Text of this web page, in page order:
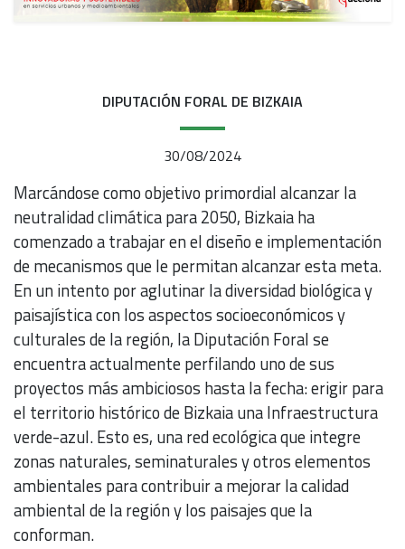
DIPUTACIÓN FORAL DE BIZKAIA
30/08/2024
Marcándose como objetivo primordial alcanzar la
neutralidad climática para 2050, Bizkaia ha
comenzado a trabajar en el diseño e implementación
de mecanismos que le permitan alcanzar esta meta.
En un intento por aglutinar la diversidad biológica y
paisajística con los aspectos socioeconómicos y
culturales de la región, la Diputación Foral se
encuentra actualmente perfilando uno de sus
proyectos más ambiciosos hasta la fecha: erigir para
el territorio histórico de Bizkaia una Infraestructura
verde-azul. Esto es, una red ecológica que integre
zonas naturales, seminaturales y otros elementos
ambientales para contribuir a mejorar la calidad
ambiental de la región y los paisajes que la
conforman.